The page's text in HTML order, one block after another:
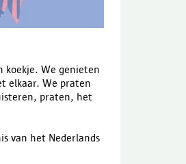
koekje. We genieten
elkaar. We praten
praten, het
van het Nederlands